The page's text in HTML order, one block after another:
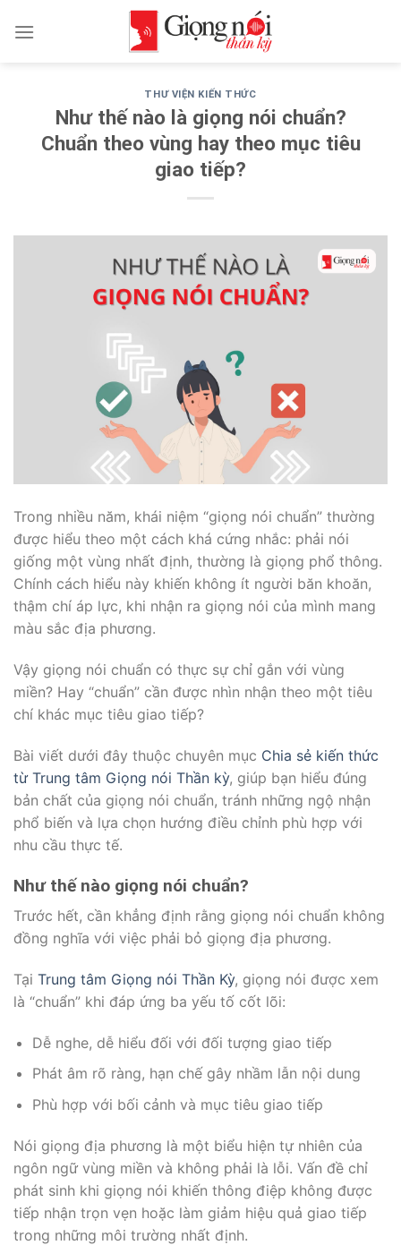
THƯ VIỆN KIẾN THỨC
Như thế nào là giọng nói chuẩn?
Chuẩn theo vùng hay theo mục tiêu
giao tiếp?
Trong nhiều năm, khái niệm “giọng nói chuẩn” thường
được hiểu theo một cách khá cứng nhắc: phải nói
giống một vùng nhất định, thường là giọng phổ thông.
Chính cách hiểu này khiến không ít người băn khoăn,
thậm chí áp lực, khi nhận ra giọng nói của mình mang
màu sắc địa phương.
Vậy giọng nói chuẩn có thực sự chỉ gắn với vùng
miền? Hay “chuẩn” cần được nhìn nhận theo một tiêu
chí khác mục tiêu giao tiếp?
Bài viết dưới đây thuộc chuyên mục Chia sẻ kiến thức
từ Trung tâm Giọng nói Thần kỳ, giúp bạn hiểu đúng
bản chất của giọng nói chuẩn, tránh những ngộ nhận
phổ biến và lựa chọn hướng điều chỉnh phù hợp với
nhu cầu thực tế.
Như thế nào giọng nói chuẩn?
Trước hết, cần khẳng định rằng giọng nói chuẩn không
đồng nghĩa với việc phải bỏ giọng địa phương.
Tại Trung tâm Giọng nói Thần Kỳ, giọng nói được xem
là “chuẩn” khi đáp ứng ba yếu tố cốt lõi:
Dễ nghe, dễ hiểu đối với đối tượng giao tiếp
Phát âm rõ ràng, hạn chế gây nhầm lẫn nội dung
Phù hợp với bối cảnh và mục tiêu giao tiếp
Nói giọng địa phương là một biểu hiện tự nhiên của
ngôn ngữ vùng miền và không phải là lỗi. Vấn đề chỉ
phát sinh khi giọng nói khiến thông điệp không được
tiếp nhận trọn vẹn hoặc làm giảm hiệu quả giao tiếp
trong những môi trường nhất định.